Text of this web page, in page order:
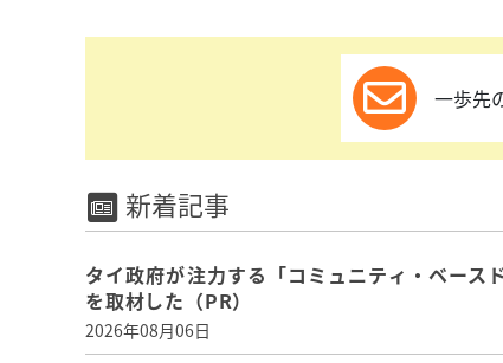
一歩先
新着記事
タイ政府が注力する「コミュニティ・ベー
を取材した（PR）
2026年08月06日